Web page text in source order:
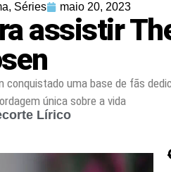
, Séries maio 20, 2023
assistir
conquistado uma base de fãs
única sobre a vida
Lírico